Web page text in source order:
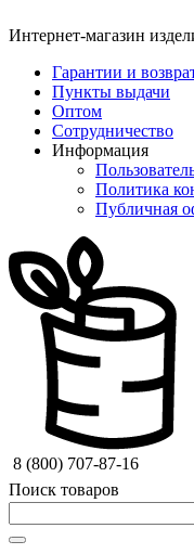
Интернет-магазин
Гарантии и
Пункты выдачи
Оптом
Сотрудничество
Информация
Политика
Публичная
8 (800) 707-87-16
Поиск товаров